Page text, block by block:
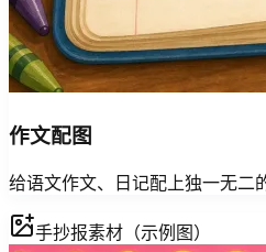
作文配图
给语文作文、日记配上独一无二
手抄报素材（示例图）